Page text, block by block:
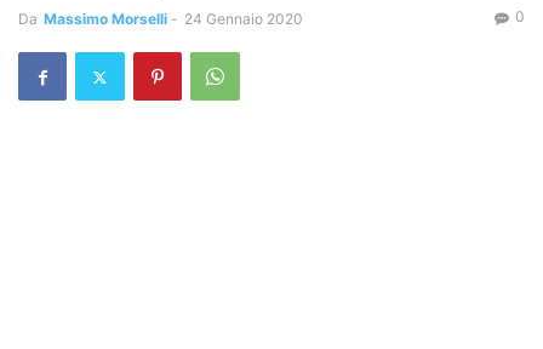
Da Massimo Morselli - 24 Gennaio 2020 0